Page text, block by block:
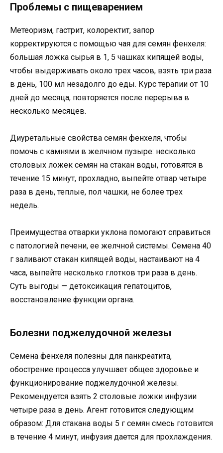
Проблемы с пищеварением
Метеоризм, гастрит, колоректит, запор
корректируются с помощью чая для семян фенхеля:
большая ложка сырья в 1, 5 чашках кипящей воды,
чтобы выдерживать около трех часов, взять три раза
в день, 100 мл незадолго до еды. Курс терапии от 10
дней до месяца, повторяется после перерыва в
несколько месяцев.
Диуретальные свойства семян фенхеля, чтобы
помочь с камнями в желчном пузыре: несколько
столовых ложек семян на стакан воды, готовятся в
течение 15 минут, прохладно, выпейте отвар четыре
раза в день, теплые, пол чашки, не более трех
недель.
Преимущества отварки уклона помогают справиться
с патологией печени, ее желчной системы. Семена 40
г заливают стакан кипящей воды, настаивают на 4
часа, выпейте несколько глотков три раза в день.
Суть выгоды — детоксикация гепатоцитов,
восстановление функции органа.
Болезни поджелудочной железы
Семена фенхеля полезны для панкреатита,
обострение процесса улучшает общее здоровье и
функционирование поджелудочной железы.
Рекомендуется взять 2 столовые ложки инфузии
четыре раза в день. Агент готовится следующим
образом: Для стакана воды 5 г семян смесь готовится
в течение 4 минут, инфузия дается для прохлаждения.